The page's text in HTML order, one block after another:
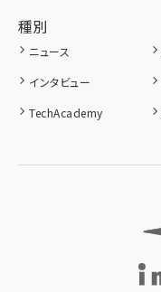
種別
ニュース
インタビュー
TechAcademy